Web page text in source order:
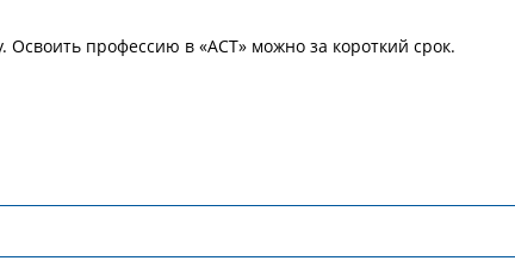
профессию в «АСТ» можно за короткий срок.